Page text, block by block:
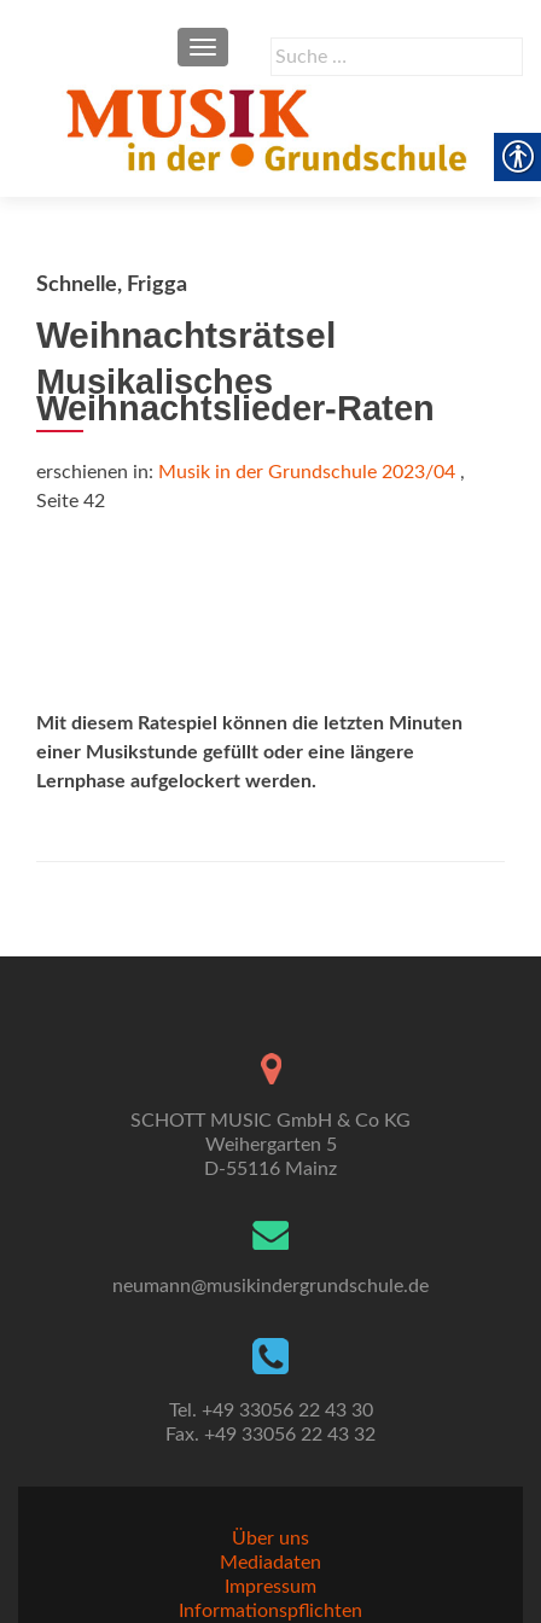
Suche
SCHALTE NAVIGATION
Schnelle, Frigga
Weihnachtsrätsel
Musikalisches
Weihnachtslieder-Raten
erschienen in: Musik in der Grundschule 2023/04 ,
Seite 42
Mit diesem Ratespiel können die letzten Minuten
einer Musikstunde gefüllt oder eine längere
Lernphase aufgelockert werden.
SCHOTT MUSIC GmbH & Co KG
Weihergarten 5
D-55116 Mainz
neumann@musikindergrundschule.de
Tel. +49 33056 22 43 30
Fax. +49 33056 22 43 32
Über uns
Mediadaten
Impressum
Informationspflichten